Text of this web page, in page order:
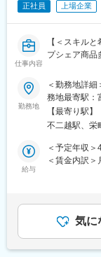
当社は産業用
る水インフラ
薬品・装置
開しており
です。
顧客数は約
えを誇ってい
今後も高成
ーション提供
だけでなく
してます。
ることに加
ＧＨＧ排出
ジネスモデル
予定です。
正社員 上場企業
仕事内容
【＜スキル
プシェア商品
■業務内容
技術系オー
希望に合わ
自身のスキル
悩む方、当
ください。
・ロボット制
・電気設計（
勤務地
＜勤務地詳細
務地最寄駅：
策：敷地内
【最寄り駅】
不二越駅、栄
給与
＜予定年収
＜賃金内訳
月）賃金は
可能性があ
気に